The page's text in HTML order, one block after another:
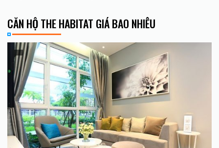
CĂN HỘ THE HABITAT GIÁ BAO NHIÊU